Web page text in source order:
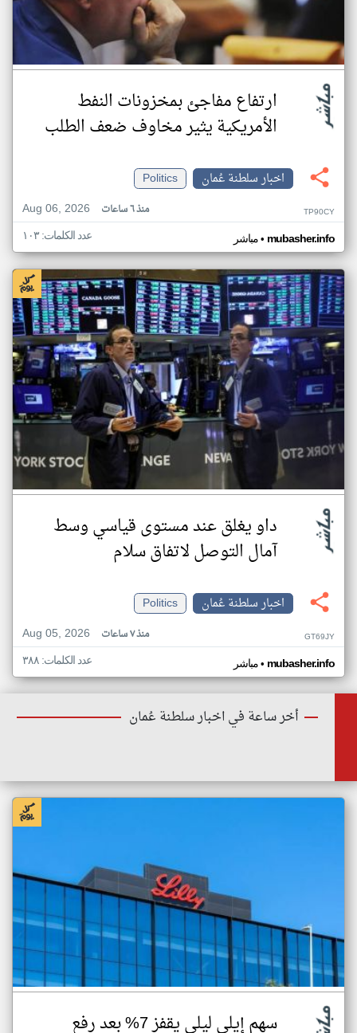
ارتفاع مفاجئ بمخزونات النفط
الأمريكية يثير مخاوف ضعف الطلب
اخبار سلطنة عُمان
Politics
Aug 06, 2026
منذ ٦ ساعات TP90CY
مباشر• mubasher.info عدد الكلمات: ١٠٣
داو يغلق عند مستوى قياسي وسط
آمال التوصل لاتفاق سلام
اخبار سلطنة عُمان
Politics
Aug 05, 2026
منذ ٧ ساعات GT69JY
مباشر• mubasher.info عدد الكلمات: ٣٨٨
أخر ساعة في اخبار سلطنة عُمان
سهم إيلي ليلي يقفز 7% بعد رفع